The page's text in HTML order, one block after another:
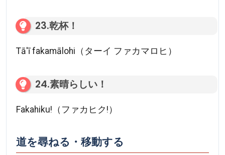
23.乾杯！
Tā'ī fakamālohi（ターイ ファカマロヒ）
24.素晴らしい！
Fakahiku!（ファカヒク!）
道を尋ねる・移動する